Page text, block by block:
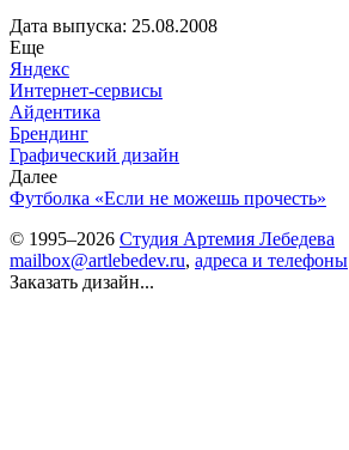
Дата выпуска: 25.08.2008
Еще
Яндекс
Интернет-сервисы
Айдентика
Брендинг
Графический дизайн
Далее
Футболка «Если не можешь прочесть»
© 1995–2026 Студия Артемия Лебедева
mailbox@artlebedev.ru, адреса и телефоны
Заказать дизайн...